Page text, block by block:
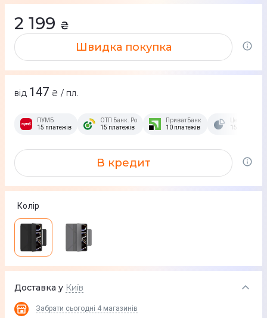
2 199 ₴
Швидка покупка
від 147 ₴ / пл.
ПУМБ
15 платежів
ОТП Банк. Розстрочка Скибочка.
15 платежів
ПриватБанк
10 платежів
15 платежів
В кредит
Колір
Доставка у Київ
Забрати сьогодні 4 магазинів